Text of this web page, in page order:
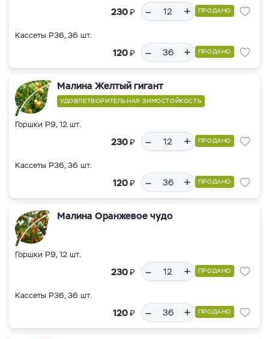
230₽ – + ПРОДАНО
Кассеты Р36, 36 шт.
120₽ – + ПРОДАНО
Малина Желтый гигант
УДОВЛЕТВОРИТЕЛЬНАЯ ЗИМОСТОЙКОСТЬ
Горшки Р9, 12 шт.
230₽ – + ПРОДАНО
Кассеты Р36, 36 шт.
120₽ – + ПРОДАНО
Малина Оранжевое чудо
Горшки Р9, 12 шт.
230₽ – + ПРОДАНО
Кассеты Р36, 36 шт.
120₽ – + ПРОДАНО